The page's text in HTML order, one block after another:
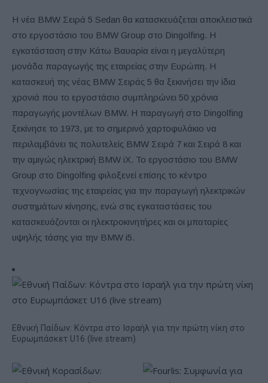
Η νέα BMW Σειρά 5 Sedan θα κατασκευάζεται αποκλειστικά
στο εργοστάσιο του BMW Group στο Dingolfing. Η
εγκατάσταση στην Κάτω Βαυαρία είναι η μεγαλύτερη
μονάδα παραγωγής της εταιρείας στην Ευρώπη. Η
κατασκευή της νέας BMW Σειράς 5 θα ξεκινήσει την ίδια
χρονιά που το εργοστάσιο συμπληρώνει 50 χρόνια
παραγωγής μοντέλων BMW. Η παραγωγή στο Dingolfing
ξεκίνησε το 1973, με το σημερινό χαρτοφυλάκιο να
περιλαμβάνει τις πολυτελείς BMW Σειρά 7 και Σειρά 8 και
την αμιγώς ηλεκτρική BMW iX. Το εργοστάσιο του BMW
Group στο Dingolfing φιλοξενεί επίσης το κέντρο
τεχνογνωσίας της εταιρείας για την παραγωγή ηλεκτρικών
συστημάτων κίνησης, ενώ στις εγκαταστάσεις του
κατασκευάζονται οι ηλεκτροκινητήρες και οι μπαταρίες
υψηλής τάσης για την BMW i5.
Εθνική Παίδων: Κόντρα στο Ισραήλ για την πρώτη νίκη στο
Ευρωμπάσκετ U16 (live stream)